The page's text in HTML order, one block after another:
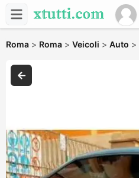
Roma > Roma > Veicoli > Auto >